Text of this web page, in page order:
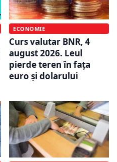
ECONOMIE
Curs valutar BNR, 4
august 2026. Leul
pierde teren în fața
euro și dolarului